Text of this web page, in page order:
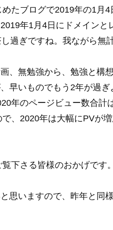
たブログで2019年の1月
年1月4日にドメインと
過ぎですね。我ながら無
、無勉強から、勉強と構
早いものでもう2年が過ぎ
年のページビュー数合計
、2020年は大幅にPVが
下さる皆様のおかげです
思いますので、昨年と同